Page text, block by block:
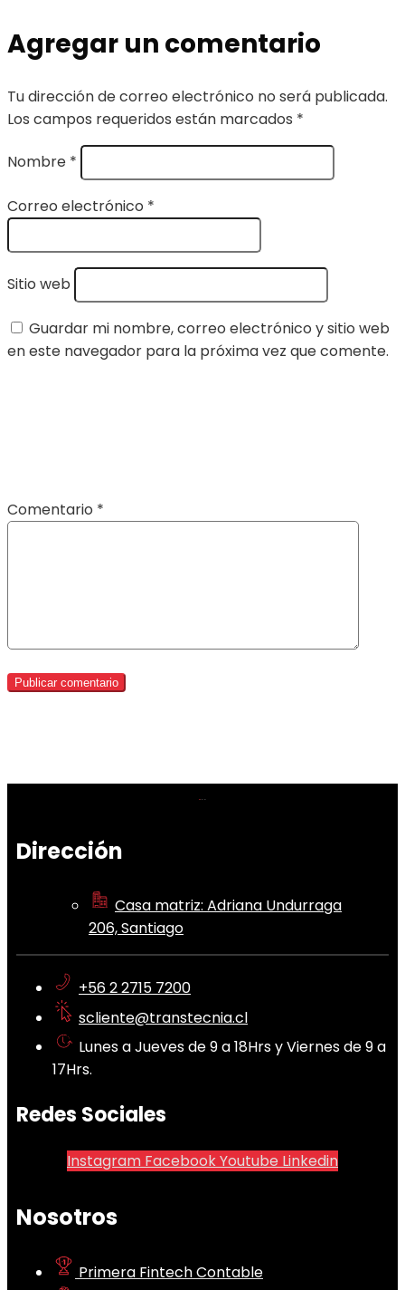
Agregar un comentario
Tu dirección de correo electrónico no será publicada.
Los campos requeridos están marcados *
Nombre *
Correo electrónico *
Sitio web
Guardar mi nombre, correo electrónico y sitio web
en este navegador para la próxima vez que comente.
Comentario *
Dirección
Casa matriz: Adriana Undurraga
206, Santiago
+56 2 2715 7200
scliente@transtecnia.cl
Lunes a Jueves de 9 a 18Hrs y Viernes de 9 a
17Hrs.
Redes Sociales
Instagram FacebookYoutube Linkedin
Nosotros
Primera Fintech Contable